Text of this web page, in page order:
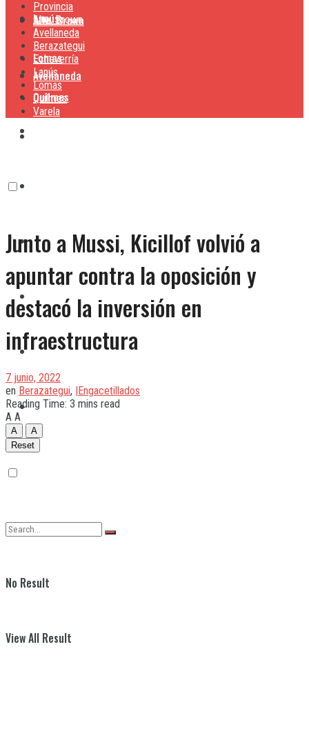
Lanús
Lomas
Quilmes
Alte. Brown
Avellaneda
Lanús
Quilmes
Varela
No Result
View All Result
Provincia
Alte. Brown
Avellaneda
Berazategui
Echeverría
Lanús
Lomas
Quilmes
Varela
Junto a Mussi, Kicillof volvió a
apuntar contra la oposición y
destacó la inversión en
infraestructura
7 junio, 2022
en Berazategui, |Engacetillados
Reading Time: 3 mins read
A A
A
A
Reset